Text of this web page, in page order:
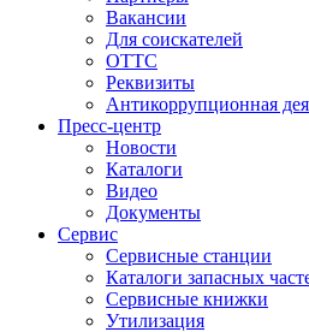
Вакансии
Для соискателей
ОТТС
Реквизиты
Антикоррупционная
Пресс-центр
Новости
Каталоги
Видео
Документы
Сервис
Сервисные станции
Каталоги запасных
Сервисные книжки
Утилизация